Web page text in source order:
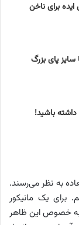
برای ناخن
سایز پای بزرگ
به نظر می‌رسند.
برای یک مانیکور
به خصوص این ظاهر